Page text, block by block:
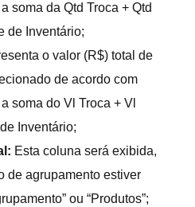
soma da Qtd Troca + Qtd
de Inventário;
o valor (R$) total de
de acordo com
soma do Vl Troca + Vl
Inventário;
Esta coluna será exibida,
de agrupamento estiver
ou “Produtos”;